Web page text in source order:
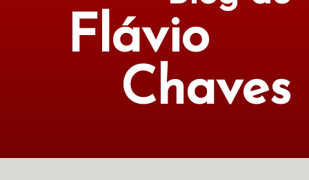
Flávio
Chaves